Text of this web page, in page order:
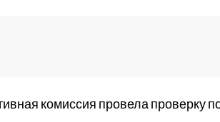
ситуациям
комиссия провела проверку